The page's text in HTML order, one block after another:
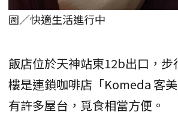
圖／快適生活進行中
飯店位於天神站東12b出口，步
樓是連鎖咖啡店「Komeda 客
有許多屋台，覓食相當方便。